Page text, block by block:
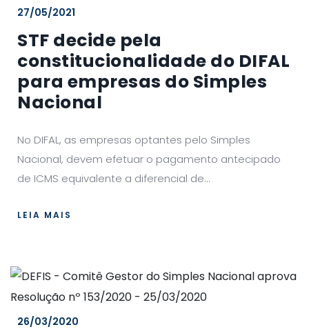
27/05/2021
STF decide pela
constitucionalidade do DIFAL
para empresas do Simples
Nacional
No DIFAL, as empresas optantes pelo Simples
Nacional, devem efetuar o pagamento antecipado
de ICMS equivalente a diferencial de...
LEIA MAIS
26/03/2020